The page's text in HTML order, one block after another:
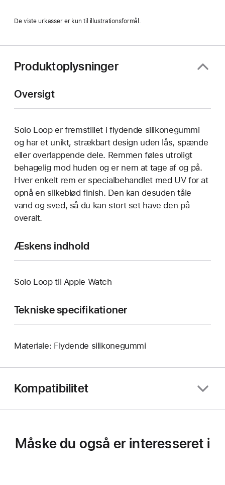
De viste urkasser er kun til illustrationsformål.
Produktoplysninger
Oversigt
Solo Loop er fremstillet i flydende silikonegummi
og har et unikt, strækbart design uden lås, spænde
eller overlappende dele. Remmen føles utroligt
behagelig mod huden og er nem at tage af og på.
Hver enkelt rem er specialbehandlet med UV for at
opnå en silkeblød finish. Den kan desuden tåle
vand og sved, så du kan stort set have den på
overalt.
Æskens indhold
Solo Loop til Apple Watch
Tekniske specifikationer
Materiale: Flydende silikonegummi
Kompatibilitet
Måske du også er interesseret i